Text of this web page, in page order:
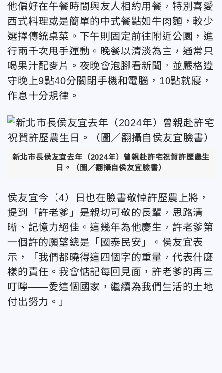
他偏好在午餐時間與友人相約用餐，特別喜愛
西式料理或是簡單的中式餐點如牛肉麵，較少
選擇傳統桌菜。下午則固定前往附近公園，進
行兩千次甩手運動。晚餐以清淡為主，通常只
喝果汁配麥片。夜晚會泡腳看新聞，並嚴格遵
守晚上9點40分關閉手機和電腦，10點就寢，
作息十分規律。
新北市長侯友宜去年（2024年）曾親赴許宅祝賀許歷農生
日。（圖／翻攝自侯友宜臉書）
侯友宜今（4）日也在臉書敬悼許歷農上將，
提到「許老爹」 是親切可敬的長輩，思路清
晰、記憶力絕佳。這幾年為他慶生，許老爹第
一個許的願望總是「國泰民安」。侯友宜表
示，「我們都曉得這四個字的重量，代表什麼
樣的責任。我會惦記每回見面，許老爹的再三
叮嚀——愛這個國家，繼續為我們生活的土地
付出努力。」